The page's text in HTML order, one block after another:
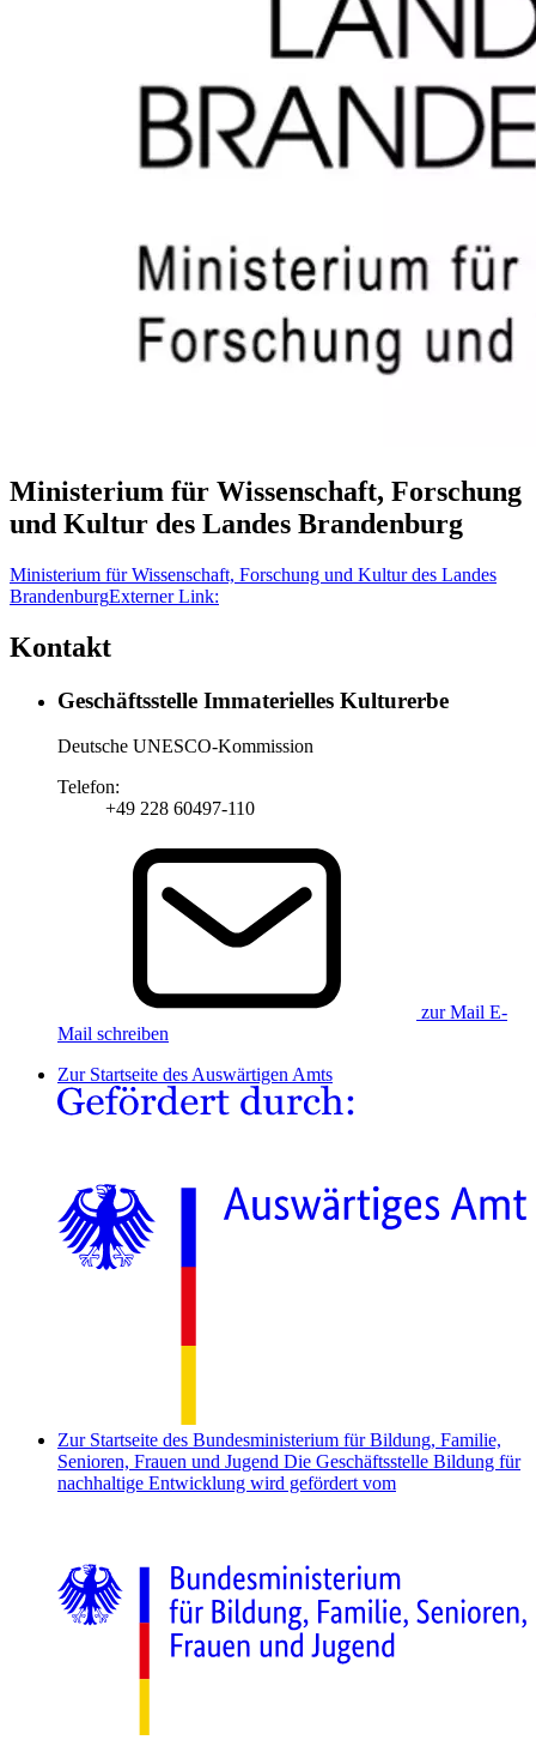
Ministerium für Wissenschaft, Forschung
und Kultur des Landes Brandenburg
Ministerium für Wissenschaft, Forschung und Kultur des Landes
BrandenburgExterner Link:
Kontakt
Geschäftsstelle Immaterielles Kulturerbe
Deutsche UNESCO-Kommission
Telefon:
+49 228 60497-110
zur Mail E-
Mail schreiben
Zur Startseite des Auswärtigen Amts
Zur Startseite des Bundesministerium für Bildung, Familie,
Senioren, Frauen und Jugend Die Geschäftsstelle Bildung für
nachhaltige Entwicklung wird gefördert vom